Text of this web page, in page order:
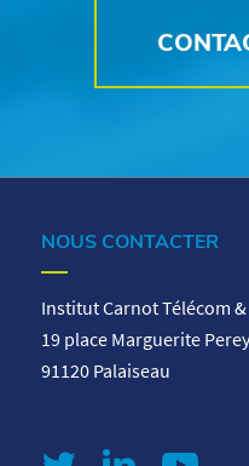
NOUS CONTACTER
Institut Carnot Télécom
19 place Marguerite Perey
91120 Palaiseau